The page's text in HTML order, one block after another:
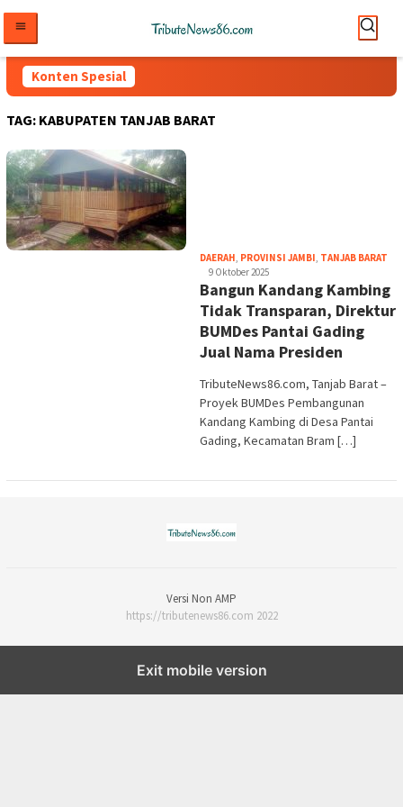
konten
Konten Spesial
TAG: KABUPATEN TANJAB BARAT
DAERAH, PROVINSI JAMBI, TANJAB BARAT
9 Oktober 2025
Bangun Kandang Kambing
Tidak Transparan, Direktur
BUMDes Pantai Gading
Jual Nama Presiden
TributeNews86.com, Tanjab Barat –
Proyek BUMDes Pembangunan
Kandang Kambing di Desa Pantai
Gading, Kecamatan Bram […]
Versi Non AMP
https://tributenews86.com 2022
Exit mobile version